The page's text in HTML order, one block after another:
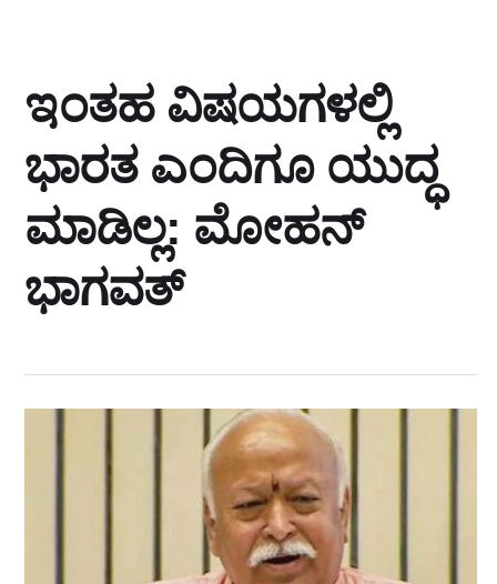
ಇಂತಹ ವಿಷಯಗಳಲ್ಲಿ
ಭಾರತ ಎಂದಿಗೂ ಯುದ್ಧ
ಮಾಡಿಲ್ಲ: ಮೋಹನ್
ಭಾಗವತ್